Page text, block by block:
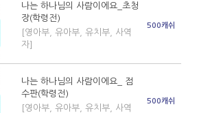
나는 하나님의 사람이에요_초청
장(학령전)
[영아부, 유아부, 유치부, 사역
자]
500캐쉬
나는 하나님의 사람이에요_ 점
수판(학령전)
[영아부, 유아부, 유치부, 사역
500캐쉬